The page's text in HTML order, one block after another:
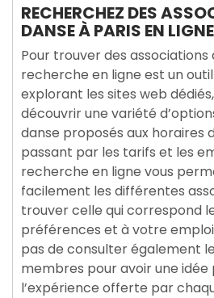
RECHERCHEZ DES
DANSE À PARIS EN LIGNE
Pour trouver des associations
recherche en ligne est un
explorant les sites web
découvrir une variété
danse proposés aux horaires
passant par les tarifs et les
recherche en ligne vous
facilement les différentes
trouver celle qui correspond
préférences et à votre emploi
pas de consulter également
membres pour avoir une idée
l’expérience offerte par